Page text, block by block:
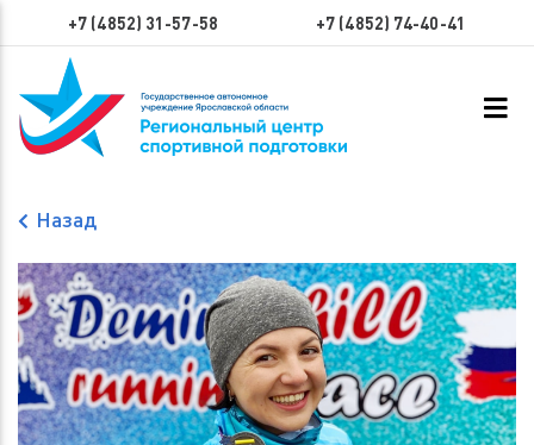
+7 (4852) 31-57-58 +7 (4852) 74-40-41
Назад